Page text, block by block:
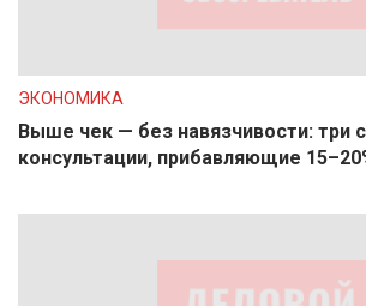
ЭКОНОМИКА
Выше чек — без навязчивости: три
консультации, прибавляющие